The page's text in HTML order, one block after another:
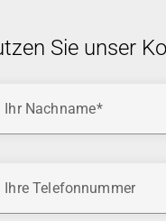
Sie unser
Ihr Nachname
Ihre Telefonnummer